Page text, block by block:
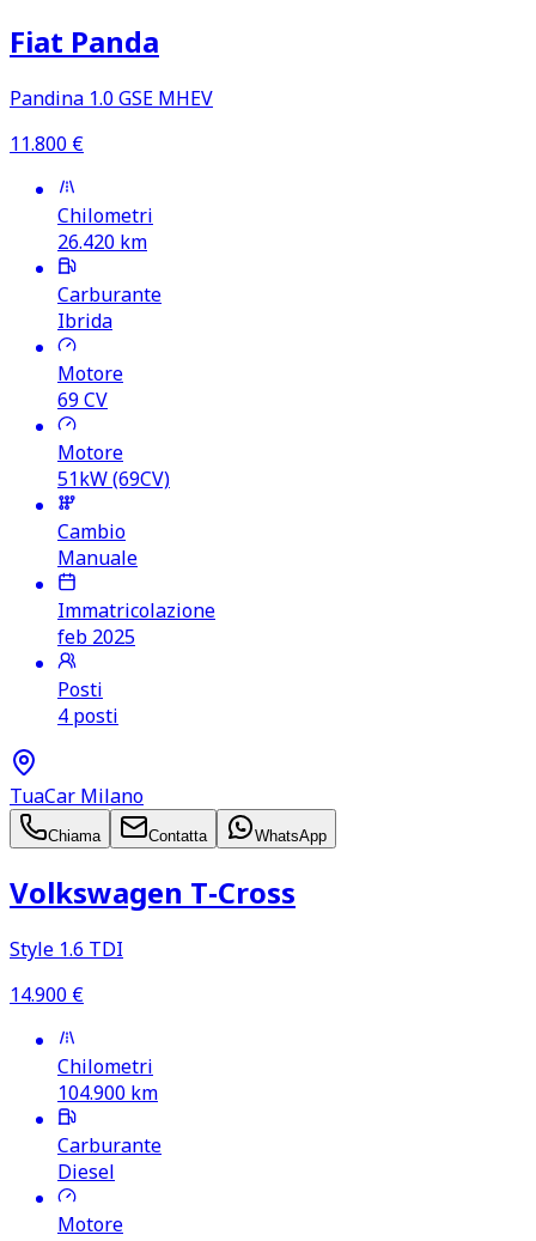
Fiat Panda
Pandina 1.0 GSE MHEV
11.800 €
Chilometri
26.420 km
Carburante
Ibrida
Motore
69CV
Motore
51kW (69CV)
Cambio
Manuale
Immatricolazione
feb 2025
Posti
4 posti
TuaCar Milano
Chiama Contatta WhatsApp
Volkswagen T‑Cross
Style 1.6 TDI
14.900 €
Chilometri
104.900 km
Carburante
Diesel
Motore